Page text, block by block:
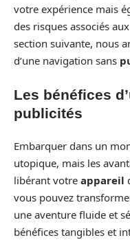
votre expérience mais
des risques associés aux
section suivante, nous
d’une navigation sans
Les bénéfices
publicités
Embarquer dans un
utopique, mais les
libérant votre appareil
vous pouvez
une aventure fluide et
bénéfices tangibles et